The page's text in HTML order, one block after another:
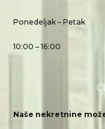
Ponedeljak – Petak
10:00 – 16:00
Naše nekretnine